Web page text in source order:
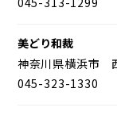
美どり和裁
神奈川県横浜市
045-323-1330